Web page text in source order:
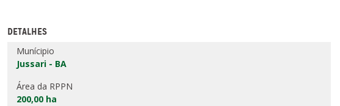
DETALHES
Munícipio
Jussari - BA
Área da RPPN
200,00 ha